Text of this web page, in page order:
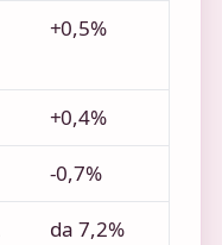
+0,5%
+0,4%
-0,7%
da 7,2%